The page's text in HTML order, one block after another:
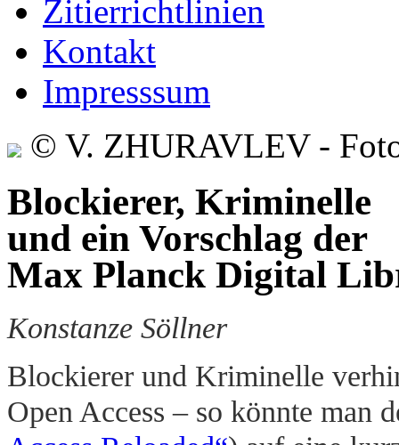
Zitierrichtlinien
Kontakt
Impresssum
© V. ZHURAVLEV -
Blockierer, Kriminelle
und ein Vorschlag der
Max Planck Digital
Konstanze Söllner
Blockierer und Kriminelle
Open Access – so könnte man